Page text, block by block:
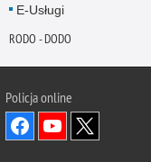
E-Usługi
RODO - DODO
Policja online